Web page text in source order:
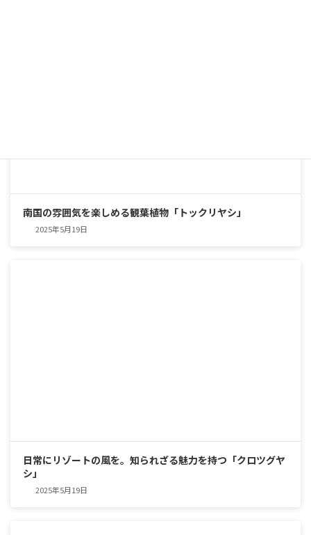
南国の雰囲気を楽しめる観葉植物「トックリヤシ」
2025年5月19日
日常にリゾートの風を。知られざる魅力を持つ「クロツグヤ
シ」
2025年5月19日